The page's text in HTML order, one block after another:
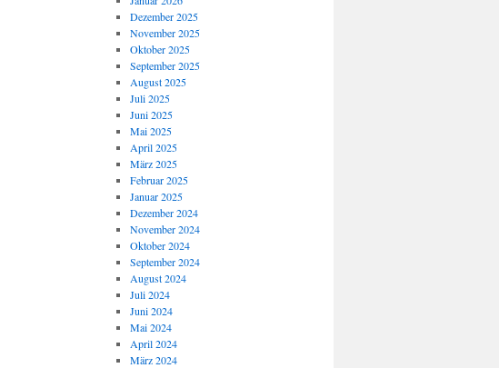
Dezember 2025
November 2025
Oktober 2025
September 2025
August 2025
Juli 2025
Juni 2025
Mai 2025
April 2025
März 2025
Februar 2025
Januar 2025
Dezember 2024
November 2024
Oktober 2024
September 2024
August 2024
Juli 2024
Juni 2024
Mai 2024
April 2024
März 2024